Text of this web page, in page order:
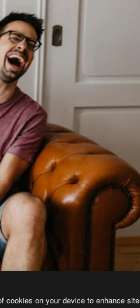
cookies on your device to enhance site